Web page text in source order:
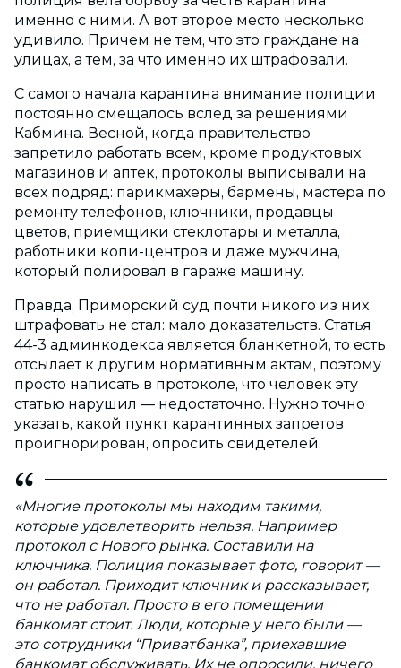
именно с ними. А вот второе место несколько
удивило. Причем не тем, что это граждане на
улицах, а тем, за что именно их штрафовали.
С самого начала карантина внимание полиции
постоянно смещалось вслед за решениями
Кабмина. Весной, когда правительство
запретило работать всем, кроме продуктовых
магазинов и аптек, протоколы выписывали на
всех подряд: парикмахеры, бармены, мастера по
ремонту телефонов, ключники, продавцы
цветов, приемщики стеклотары и металла,
работники копи-центров и даже мужчина,
который полировал в гараже машину.
Правда, Приморский суд почти никого из них
штрафовать не стал: мало доказательств. Статья
44-3 админкодекса является бланкетной, то есть
отсылает к другим нормативным актам, поэтому
просто написать в протоколе, что человек эту
статью нарушил — недостаточно. Нужно точно
указать, какой пункт карантинных запретов
проигнорирован, опросить свидетелей.
«Многие протоколы мы находим такими,
которые удовлетворить нельзя. Например
протокол с Нового рынка. Составили на
ключника. Полиция показывает фото, говорит —
он работал. Приходит ключник и рассказывает,
что не работал. Просто в его помещении
банкомат стоит. Люди, которые у него были —
это сотрудники “Приватбанка”, приехавшие
банкомат обслуживать. Их не опросили, ничего